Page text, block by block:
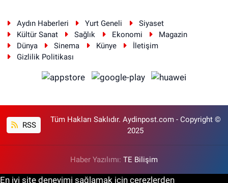
Aydın Haberleri Yurt Geneli
Siyaset
Kültür Sanat
Sağlık Ekonomi
Magazin
Dünya
Sinema Künye
İletişim
Gizlilik Politikası
RSS
Tüm Hakları Saklıdır. Aydinpost.com - Copyright ©
2025
Haber Yazılımı: TE Bilişim
En iyi site deneyimi sağlamak için çerezlerden